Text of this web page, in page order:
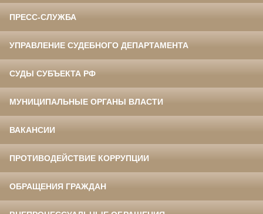
ПРЕСС-СЛУЖБА
УПРАВЛЕНИЕ СУДЕБНОГО ДЕПАРТАМЕНТА
СУДЫ СУБЪЕКТА РФ
МУНИЦИПАЛЬНЫЕ ОРГАНЫ ВЛАСТИ
ВАКАНСИИ
ПРОТИВОДЕЙСТВИЕ КОРРУПЦИИ
ОБРАЩЕНИЯ ГРАЖДАН